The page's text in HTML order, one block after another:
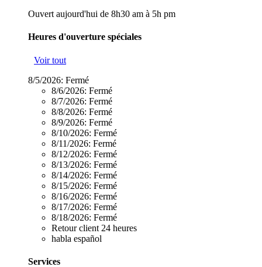
Ouvert aujourd'hui de 8h30 am à 5h pm
Heures d'ouverture spéciales
Voir tout
8/5/2026: Fermé
8/6/2026: Fermé
8/7/2026: Fermé
8/8/2026: Fermé
8/9/2026: Fermé
8/10/2026: Fermé
8/11/2026: Fermé
8/12/2026: Fermé
8/13/2026: Fermé
8/14/2026: Fermé
8/15/2026: Fermé
8/16/2026: Fermé
8/17/2026: Fermé
8/18/2026: Fermé
Retour client 24 heures
habla español
Services